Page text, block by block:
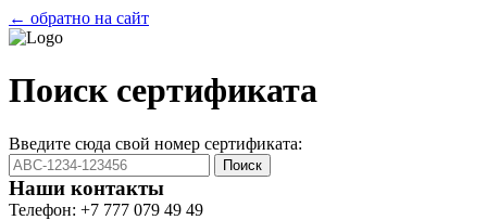
← обратно на сайт
Поиск сертификата
Введите сюда свой номер сертификата:
Поиск
Наши контакты
Телефон: +7 777 079 49 49